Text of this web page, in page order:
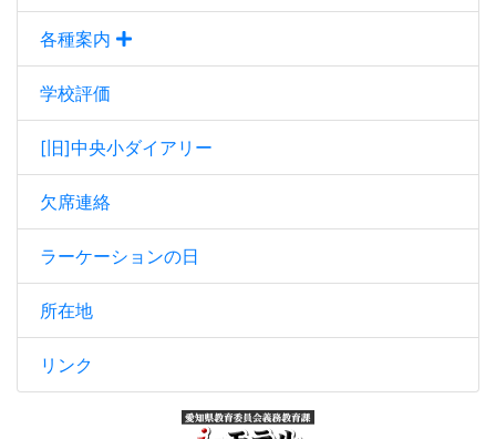
各種案内
学校評価
[旧]中央小ダイアリー
欠席連絡
ラーケーションの日
所在地
リンク